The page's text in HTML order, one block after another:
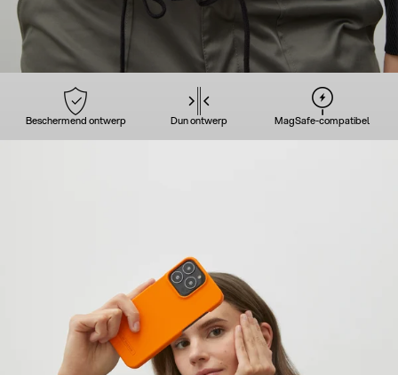
Beschermend ontwerp Dun ontwerp MagSafe-compatibel